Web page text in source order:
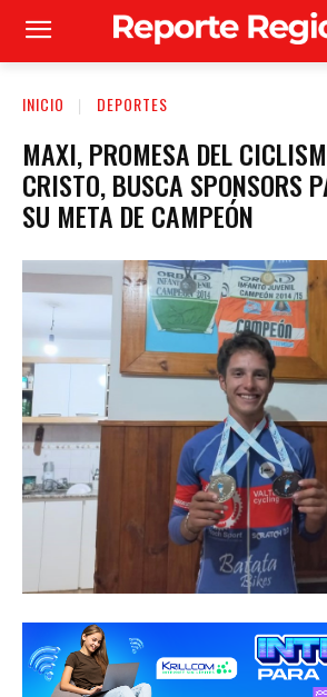
INICIO DEPORTES
MAXI, PROMESA DEL
CRISTO, BUSCA SPONSORS
SU META DE CAMPEÓN